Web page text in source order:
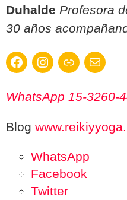
Duhalde Profesora
30 años
Facebook Instagram Enlace Correo electrónico
WhatsApp 15-3260-
Blog
WhatsApp
Facebook
Twitter